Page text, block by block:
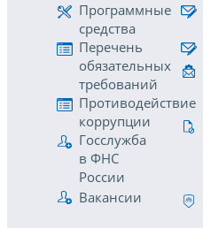
Программные
средства
Перечень
обязательных
требований
Противодействие
коррупции
Госслужба
в ФНС
России
Вакансии